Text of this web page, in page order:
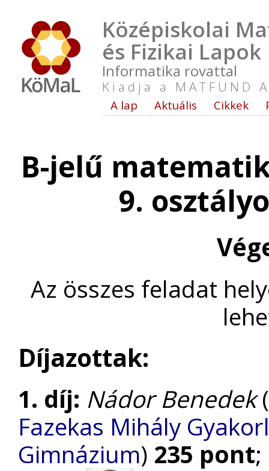
Középiskolai
és Fizikai Lapok
Informatika rovattal
Kiadja a MATFUND
A lap Aktuális Cikkek
B-jelű
9.
Az összes feladat
Díjazottak:
1. díj: Nádor Benedek(
Fazekas Mihály
Gimnázium) 235 pont;